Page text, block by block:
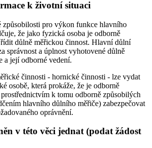
k životní situaci
způsobilosti pro výkon funkce hlavního
že jako fyzická osoba je odborně
důlně měřickou činnost. Hlavní důlní
správnost a úplnost vyhotovené důlně
a její odborné vedení.
činnosti - hornické činnosti - lze vydat
osobě, která prokáže, že je odborně
k tomu odborně způsobilých
hlavního důlního měřiče) zabezpečovat
oprávnění.
v této věci jednat (podat žádost